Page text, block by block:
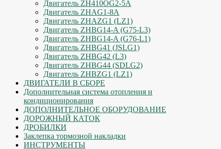
Двигатель ZH410OG2-5A
Двигатель ZHAG1-8A
Двигатель ZHAZG1 (LZ1)
Двигатель ZHBG14-A (G75-L3)
Двигатель ZHBG14-A (G76-L1)
Двигатель ZHBG41 (JSLG1)
Двигатель ZHBG42 (L3)
Двигатель ZHBG44 (SDLG2)
Двигатель ZHBZG1 (LZ1)
ДВИГАТЕЛИ В СБОРЕ
Дополнительная система отопления и
кондиционирования
ДОПОЛНИТЕЛЬНОЕ ОБОРУДОВАНИЕ
ДОРОЖНЫЙ КАТОК
ДРОБИЛКИ
Заклепка тормозной накладки
ИНСТРУМЕНТЫ